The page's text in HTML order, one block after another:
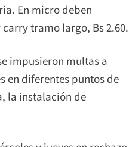
En micro deben
tramo largo, Bs 2.60.
impusieron multas a
en diferentes puntos de
la instalación de